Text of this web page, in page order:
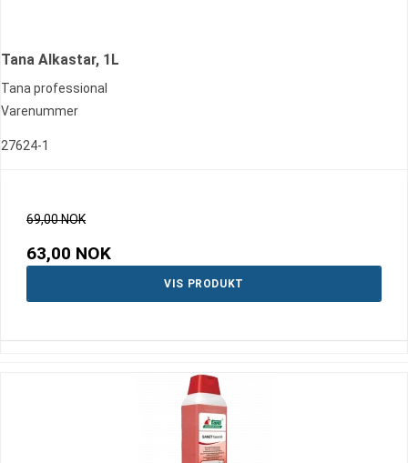
Tana Alkastar, 1L
Tana professional
Varenummer
27624-1
69,00 NOK
63,00 NOK
VIS PRODUKT